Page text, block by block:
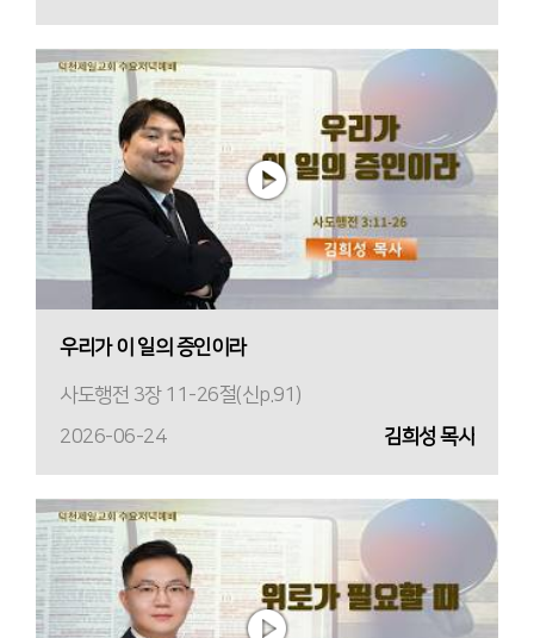
우리가 이 일의 증인이라
사도행전 3장 11-26절(신p.91)
2026-06-24
김희성 목사